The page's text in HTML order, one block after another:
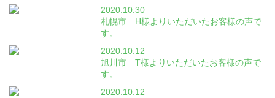
2020.10.30
札幌市 H様よりいただいたお客様の声で
す。
2020.10.12
旭川市 T様よりいただいたお客様の声で
す。
2020.10.12